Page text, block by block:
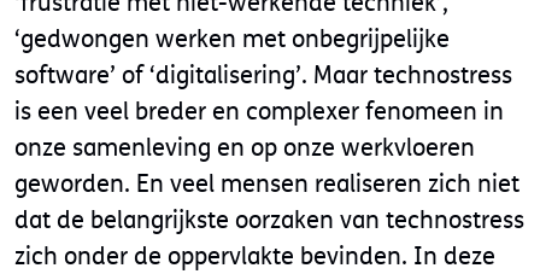
‘gedwongen werken met onbegrijpelijke
software’ of ‘digitalisering’. Maar technostress
is een veel breder en complexer fenomeen in
onze samenleving en op onze werkvloeren
geworden. En veel mensen realiseren zich niet
dat de belangrijkste oorzaken van technostress
zich onder de oppervlakte bevinden. In deze